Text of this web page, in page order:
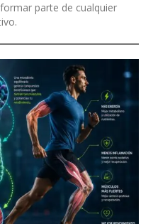
parte de cualquier